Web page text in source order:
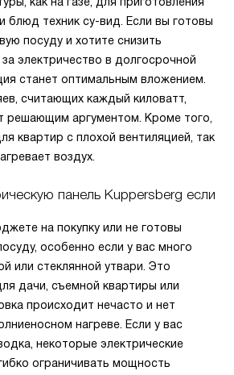
блюд техник су-вид. Если вы готовы
посуду и хотите снизить
электричество в долгосрочной
станет оптимальным вложением.
считающих каждый киловатт,
решающим аргументом. Кроме того,
квартир с плохой вентиляцией, так
воздух.
панель Kuppersberg если
на покупку или не готовы
особенно если у вас много
или стеклянной утвари. Это
дачи, съемной квартиры или
происходит нечасто и нет
нагреве. Если у вас
некоторые электрические
ограничивать мощность